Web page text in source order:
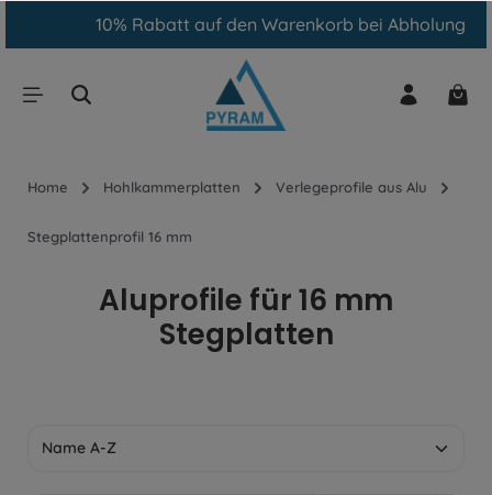
springen
10% Rabatt auf den Warenkorb bei Abholung
Home Hohlkammerplatten Verlegeprofile aus Alu
Stegplattenprofil 16 mm
Aluprofile für 16 mm
Stegplatten